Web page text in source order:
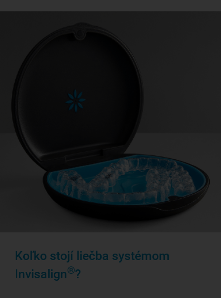
Koľko stojí liečba systémom
Invisalign®?